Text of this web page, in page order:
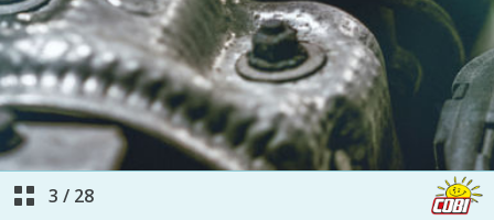
3 / 28